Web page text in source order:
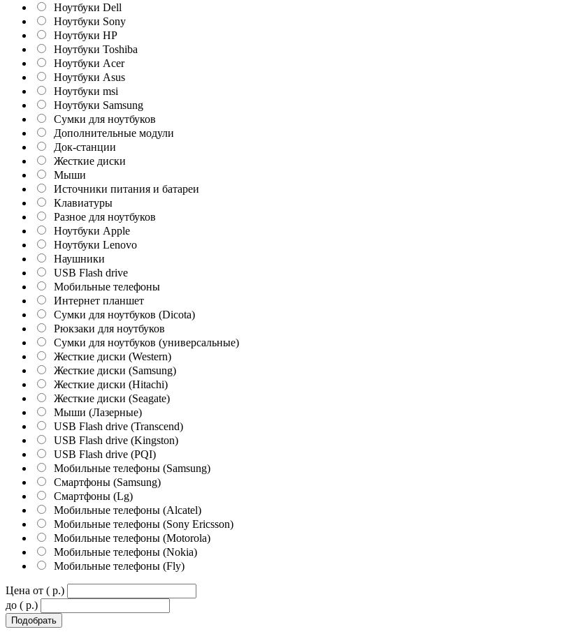
Ноутбуки Dell
Ноутбуки Sony
Ноутбуки HP
Ноутбуки Toshiba
Ноутбуки Acer
Ноутбуки Asus
Ноутбуки msi
Ноутбуки Samsung
Сумки для ноутбуков
Дополнительные модули
Док-станции
Жесткие диски
Мыши
Источники питания и батареи
Клавиатуры
Разное для ноутбуков
Ноутбуки Apple
Ноутбуки Lenovo
Наушники
USB Flash drive
Мобильные телефоны
Интернет планшет
Сумки для ноутбуков (Dicota)
Рюкзаки для ноутбуков
Сумки для ноутбуков (универсальные)
Жесткие диски (Western)
Жесткие диски (Samsung)
Жесткие диски (Hitachi)
Жесткие диски (Seagate)
Мыши (Лазерные)
USB Flash drive (Transcend)
USB Flash drive (Kingston)
USB Flash drive (PQI)
Мобильные телефоны (Samsung)
Смартфоны (Samsung)
Смартфоны (Lg)
Мобильные телефоны (Alcatel)
Мобильные телефоны (Sony Ericsson)
Мобильные телефоны (Motorola)
Мобильные телефоны (Nokia)
Мобильные телефоны (Fly)
Цена от ( p.)
до ( p.)